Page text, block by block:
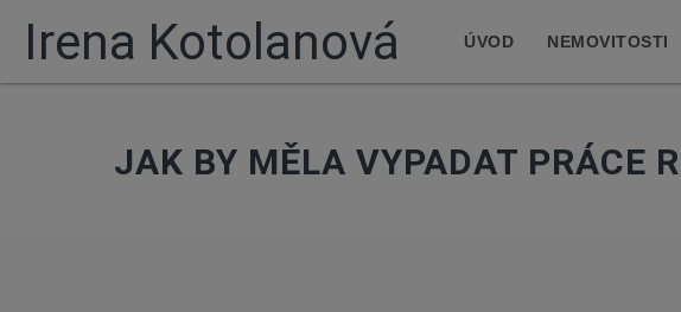
Irena Kotolanová ÚVOD NEMOVITOSTI
JAK BY MĚLA VYPADAT PRÁCE